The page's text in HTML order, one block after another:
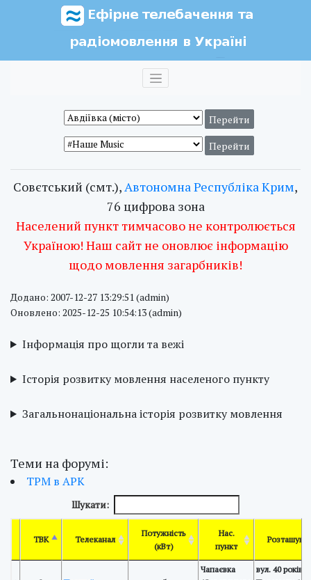
Совєтський (смт.),Автономна Республіка Крим,
76 цифрова зона
Населений пункт тимчасово не контролюється
Україною! Наш сайт не оновлює інформацію
щодо мовлення загарбників!
Додано: 2007-12-27 13:29:51 (admin)
Оновлено: 2025-12-25 10:54:13 (admin)
Інформація про щогли та вежі
Історія розвитку мовлення населеного пункту
Загальнонаціональна історія розвитку мовлення
Теми на форумі:
ТРМ в АРК
Шукати:
ТВК Телеканал
Потужність
(кВт)
Нас.
пункт
Чапаєвка
вул. 40 років